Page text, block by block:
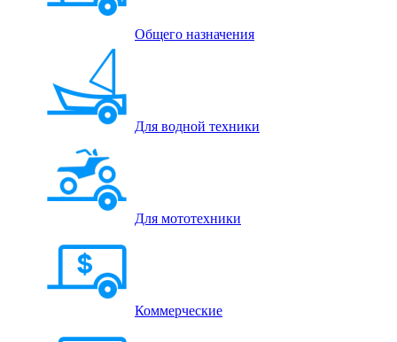
Общего назначения
Для водной техники
Для мототехники
Коммерческие